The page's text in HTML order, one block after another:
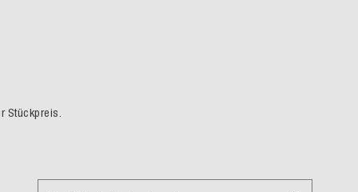
Stückpreis.